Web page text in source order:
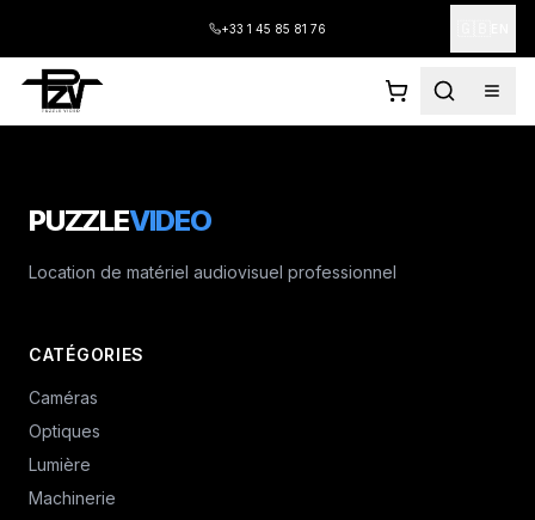
+33 1 45 85 81 76
PUZZLEVIDEO
Location de matériel audiovisuel professionnel
CATÉGORIES
Caméras
Optiques
Lumière
Machinerie